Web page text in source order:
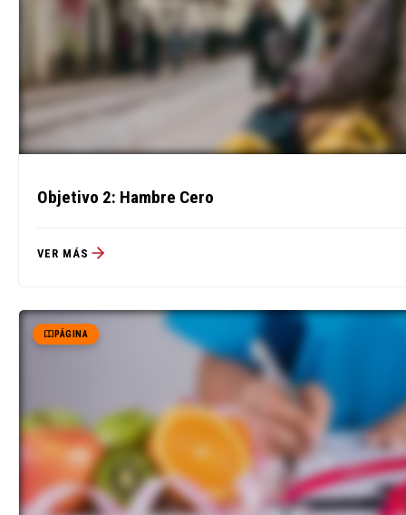
Objetivo 2: Hambre Cero
VER MÁS
PÁGINA